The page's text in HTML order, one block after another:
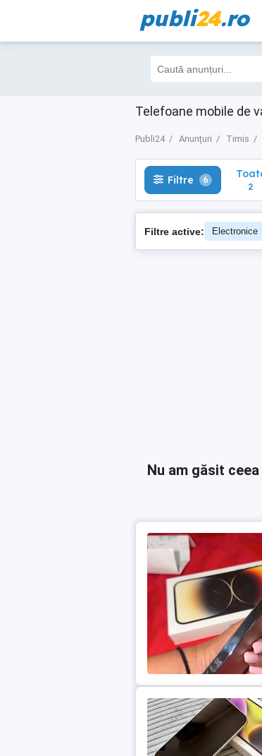
publi24.ro
Telefoane mobile de
Publi24 Anunțuri Timis
Filtre 6 Toate
2
Filtre 6
2
Filtre active: Electronice
Nu am găsit